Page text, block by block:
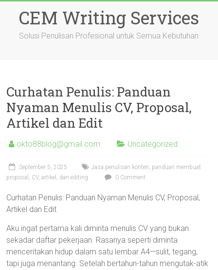
contentCEM Writing Services
Solusi Penulisan Profesional untuk Semua Kebutuhan
Curhatan Penulis: Panduan
Nyaman Menulis CV, Proposal,
Artikel dan Edit
okto88blog@gmail.com Uncategorized
September 5, 2025
Jasa penulisan konten, panduan membuat
proposal, CV, artikel, dan editing
0 Comment
Curhatan Penulis: Panduan Nyaman Menulis CV, Proposal,
Artikel dan Edit
Aku ingat pertama kali diminta menulis CV yang bukan
sekadar daftar pekerjaan. Rasanya seperti diminta
menceritakan hidup dalam satu lembar A4—sulit, tegang,
tapi juga menantang. Setelah bertahun-tahun mengutak-atik